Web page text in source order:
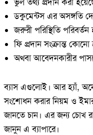
ডকুমেন্টস এর অসঙ্গতি
জরুরী পরিস্থিতি পরিবর্তন
ফি প্রদান সংক্রান্ত কোনো
অথবা আবেদনকারীর
ব্যাস এগুলোই। আর হ্যাঁ,
সংশোধন করার নিয়ম ও
জানতে চান। এর জন্য চোখ
জানুন এ ব্যাপারে।